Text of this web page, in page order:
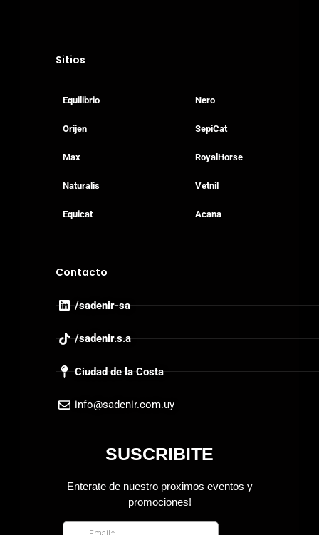
Sitios
Equilibrio
Orijen
Max
Naturalis
Equicat
Nero
SepiCat
RoyalHorse
Vetnil
Acana
Contacto
/sadenir-sa
/sadenir.s.a
Ciudad de la Costa
info@sadenir.com.uy